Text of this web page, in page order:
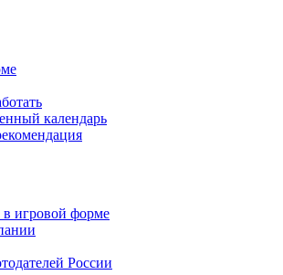
календарь
игровой форме
России